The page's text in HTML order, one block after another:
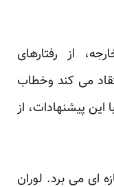
از رفتارهای
می کند وخطاب
این پیشنهادات، از
ای می برد. لوران